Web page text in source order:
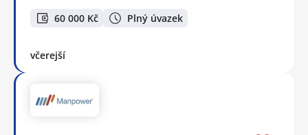
60 000 Kč Plný úvazek
včerejší